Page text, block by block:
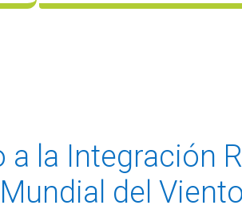
a la Integración
del Viento